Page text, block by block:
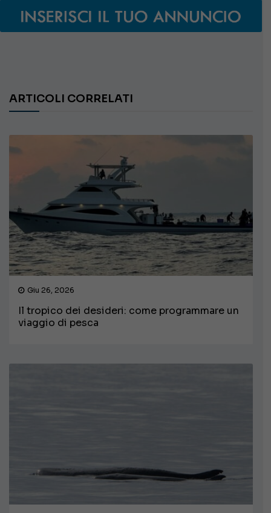
ARTICOLI CORRELATI
Giu 26, 2026
Il tropico dei desideri: come programmare un
viaggio di pesca